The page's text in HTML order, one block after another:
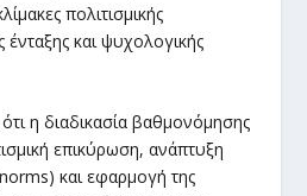
πολιτισμικής
ένταξης και ψυχολογικής
η διαδικασία βαθμονόμησης
επικύρωση, ανάπτυξη
και εφαρμογή της